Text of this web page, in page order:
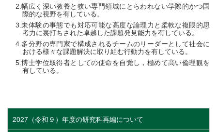
幅広く深い教養と狭い専門領域にとらわれない学際的かつ国
際的な視野を有している。
未体験の事態でも対応可能な高度な論理力と柔軟な複眼的思
考力に裏打ちされた卓越した課題発見能力を有している。
多分野の専門家で構成されるチームのリーダーとして社会に
おける様々な課題解決に取り組む行動力を有している。
博士学位取得者としての使命を自覚し，極めて高い倫理観を
有している。
2027（令和９）年度の研究科再編について